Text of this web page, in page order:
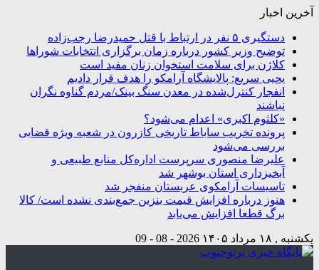
آخرین اخبار
دستگیری ۵ نفر در ارتباط با قتل حمیدرضا رجب‌زاده
توضیح وزیر کشور درباره زمان برگزاری انتخابات شوراها
کلاژن برای سلامت استخوان زنان مفید است
یحیی سریع: پالایشگاه آرامکو را هدف قرار دادیم
انفجار کنترل‌شده در معدن سنگ بینک/مردم گناوه نگران
نباشند
«کلثوم اکبری» اعدام می‌شود؟
پرونده تخریب ساباط تاریخی کازرون در شعبه ویژه قضایی
بررسی می‌شود
علیرضا منصوری سرپرست اداره‌کل منابع طبیعی و
آبخیزداری استان بوشهر شد
تاسیسات آرامکوی عربستان منفجر شد
هنوز درباره افزایش قیمت بنزین جمع‌بندی نشده است/ کالا
برگ قطعا افزایش می‌یابد
یکشنبه , ۱۸ مرداد ۱۴۰۵ 2026 - 08 - 09